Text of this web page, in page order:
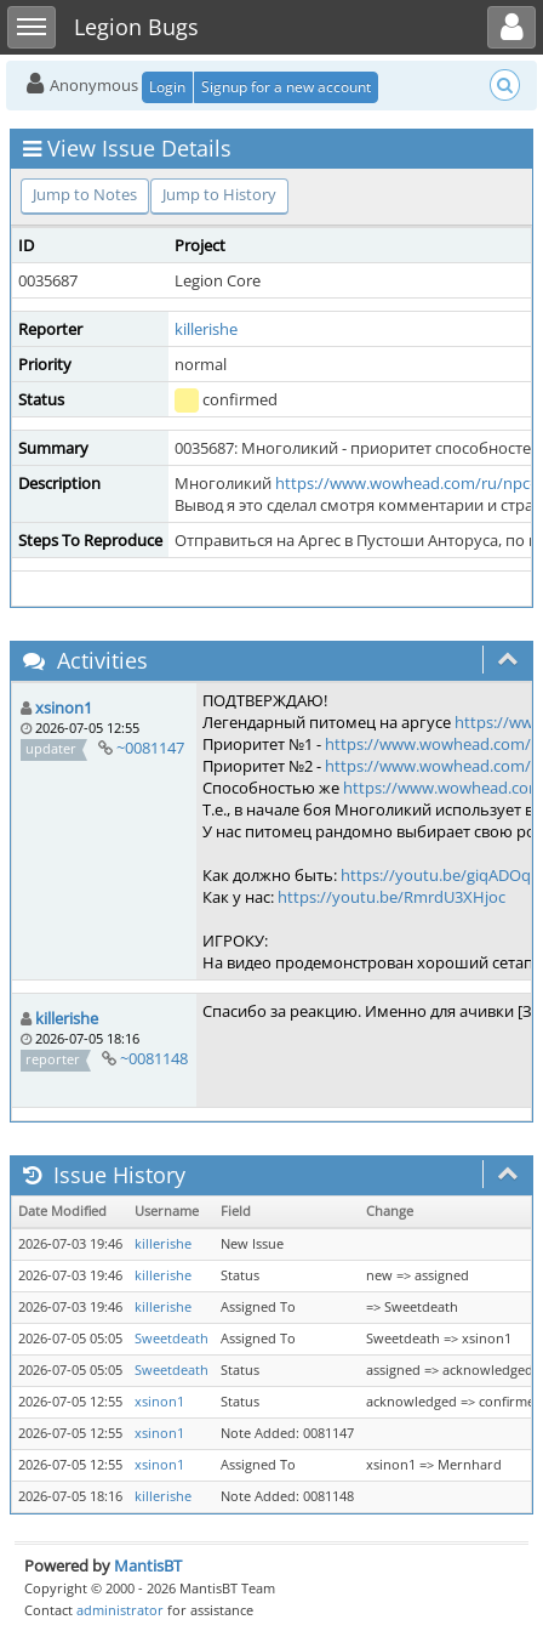
Toggle sidebarLegion Bugs
Toggle user menu
Anonymous Login Signup for a new account
View Issue Details
Jump to Notes Jump to History
ID
Project
0035687
Legion Core
Reporter
killerishe
Priority
normal
Status
confirmed
Summary
0035687: Многоликий - приоритет способностей
Description
Многоликий https://www.wowhead.com/ru/
Вывод я это сделал смотря комментарии и
Steps To Reproduce Отправиться на Аргес в Пустоши Анторуса, по
Activities
xsinon1
2026-07-05 12:55
updater
~0081147
ПОДТВЕРЖДАЮ!
Легендарный питомец на аргусе https://
Приоритет №1 - https://www.wowhead.com/
Приоритет №2 - https://www.wowhead.com/
Способностью же https://
Т.е., в начале боя Многоликий использует
У нас питомец рандомно выбирает свою
Как должно быть: https://youtu.be/
Как у нас: https://youtu.be/RmrdU3XHjoc
ИГРОКУ:
На видео продемонстрован хороший сетап
killerishe
2026-07-05 18:16
reporter
~0081148
Спасибо за реакцию. Именно для ачивки
Issue History
Date Modified Username Field
Change
2026-07-03 19:46
killerishe
New Issue
2026-07-03 19:46
killerishe Status
new => assigned
2026-07-03 19:46
killerishe Assigned To
=> Sweetdeath
2026-07-05 05:05
Sweetdeath Assigned To
Sweetdeath => xsinon1
2026-07-05 05:05
Sweetdeath Status
assigned => acknowledged
2026-07-05 12:55
xsinon1 Status
acknowledged => confirmed
2026-07-05 12:55
xsinon1
Note Added: 0081147
2026-07-05 12:55
xsinon1 Assigned To
xsinon1 => Mernhard
2026-07-05 18:16
killerishe Note Added: 0081148
Powered by MantisBT
Copyright © 2000 - 2026 MantisBT Team
Contact administrator for assistance